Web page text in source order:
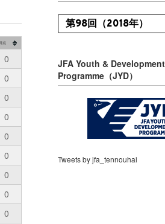
点
0
0
0
0
0
0
0
0
0
JFA Youth & Development
Programme（JYD）
Tweets by jfa_tennouhai